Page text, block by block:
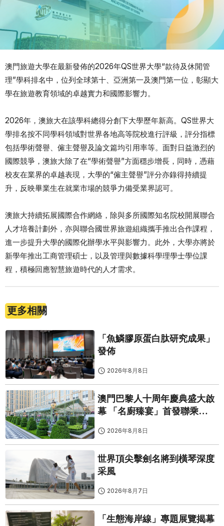
澳門旅遊大學在最新發佈的2026年QS世界大學“款待及休閒管
理”學科排名中，位列全球第十、亞洲第一及澳門第一位，彰顯大
學在旅遊教育領域的卓越實力和國際影響力。
2026年，澳旅大在該學科總得分創下大學歷年新高。QS世界大
學排名按不同學科領域對世界各地高等院校進行評級，評分指標
包括學術聲譽、僱主聲譽及論文篇均引用率等。面對日益激烈的
國際競爭，澳旅大除了在“學術聲譽”方面穩步增長，同時，憑藉
校友在業界的卓越表現，大學的“僱主聲譽”評分亦錄得持續提
升，反映畢業生在就業市場的競爭力備受業界認可。
澳旅大持續拓展國際合作網絡，除與多所國際知名院校開展聯合
人才培養計劃外，亦與聯合國世界旅遊組織攜手推出合作課程，
進一步提升大學的國際化辦學水平與影響力。此外，大學亦將於
新學年推出工商管理碩士，以及管理與數據科學理學士學位課
程，積極回應智慧旅遊時代的人才需求。
更多相關
「魚鱗膠原蛋白肽研究成果」
發佈
2026年8月8日
澳門巴黎人十周年慶典盛大啟
幕 「名廚臻宴」首發聯乘
2026年8月8日
世界頂尖擊劍名將到橫琴深度
采風
2026年8月7日
「生態海岸線」專題展覽揭幕